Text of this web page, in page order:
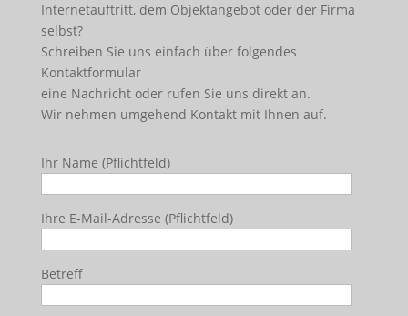
Internetauftritt, dem Objektangebot oder der Firma
selbst?
Schreiben Sie uns einfach über folgendes
Kontaktformular
eine Nachricht oder rufen Sie uns direkt an.
Wir nehmen umgehend Kontakt mit Ihnen auf.
Ihr Name (Pflichtfeld)
Ihre E-Mail-Adresse (Pflichtfeld)
Betreff